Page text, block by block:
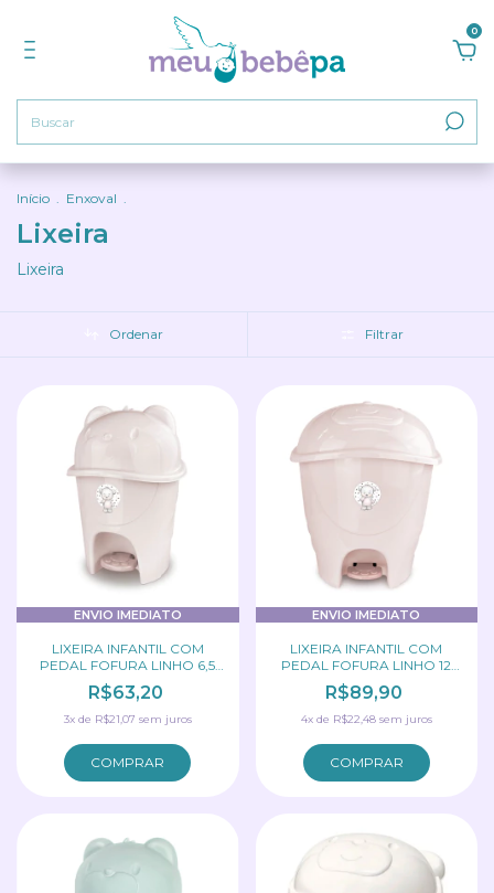
0
Início . Enxoval .
Lixeira
Lixeira
Ordenar Filtrar
ENVIO IMEDIATO
LIXEIRA INFANTIL COM
PEDAL FOFURA LINHO 6,5
LITROS ADOLETA
R$63,20
3x de R$21,07 sem juros
ENVIO IMEDIATO
LIXEIRA INFANTIL COM
PEDAL FOFURA LINHO 12
LITROS ADOLETA
R$89,90
4x de R$22,48 sem juros